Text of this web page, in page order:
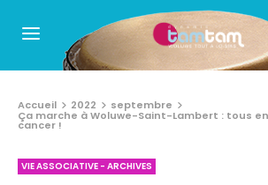
Accueil 2022 septembre
Ça marche à Woluwe-Saint-Lambert : tous
cancer !
VIE ASSOCIATIVE - ARCHIVES